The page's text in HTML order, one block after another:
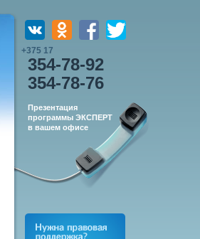
+375 17
354-78-92
354-78-76
Презентация
программы ЭКСПЕРТ
в вашем офисе